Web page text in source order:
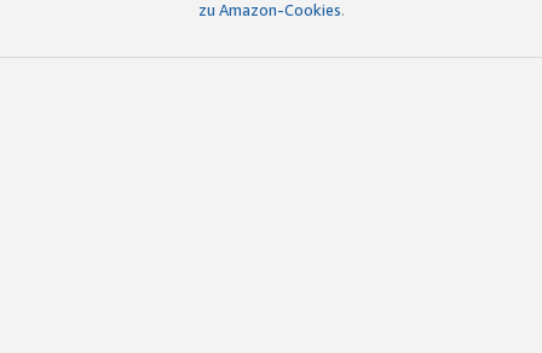
zu Amazon-Cookies.